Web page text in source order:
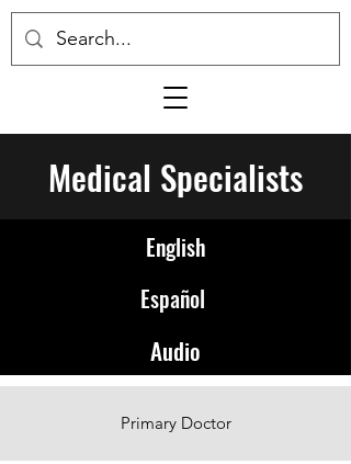
Medical Specialists
English
Español
Audio
Primary Doctor